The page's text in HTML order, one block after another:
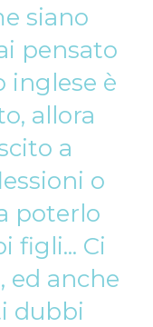
siano
pensato
inglese è
allora
a
o
poterlo
figli... Ci
ed anche
dubbi